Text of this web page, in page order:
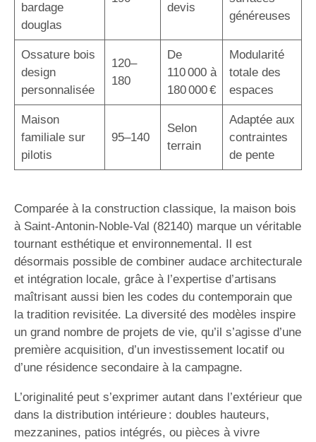
bardage
douglas
devis
généreuses
Ossature bois
design
personnalisée
120–
180
De
110 000 à
180 000 €
Modularité
totale des
espaces
Maison
familiale sur
pilotis
95–140
Selon
terrain
Adaptée aux
contraintes
de pente
Comparée à la construction classique, la maison bois
à Saint-Antonin-Noble-Val (82140) marque un véritable
tournant esthétique et environnemental. Il est
désormais possible de combiner audace architecturale
et intégration locale, grâce à l’expertise d’artisans
maîtrisant aussi bien les codes du contemporain que
la tradition revisitée. La diversité des modèles inspire
un grand nombre de projets de vie, qu’il s’agisse d’une
première acquisition, d’un investissement locatif ou
d’une résidence secondaire à la campagne.
L’originalité peut s’exprimer autant dans l’extérieur que
dans la distribution intérieure : doubles hauteurs,
mezzanines, patios intégrés, ou pièces à vivre